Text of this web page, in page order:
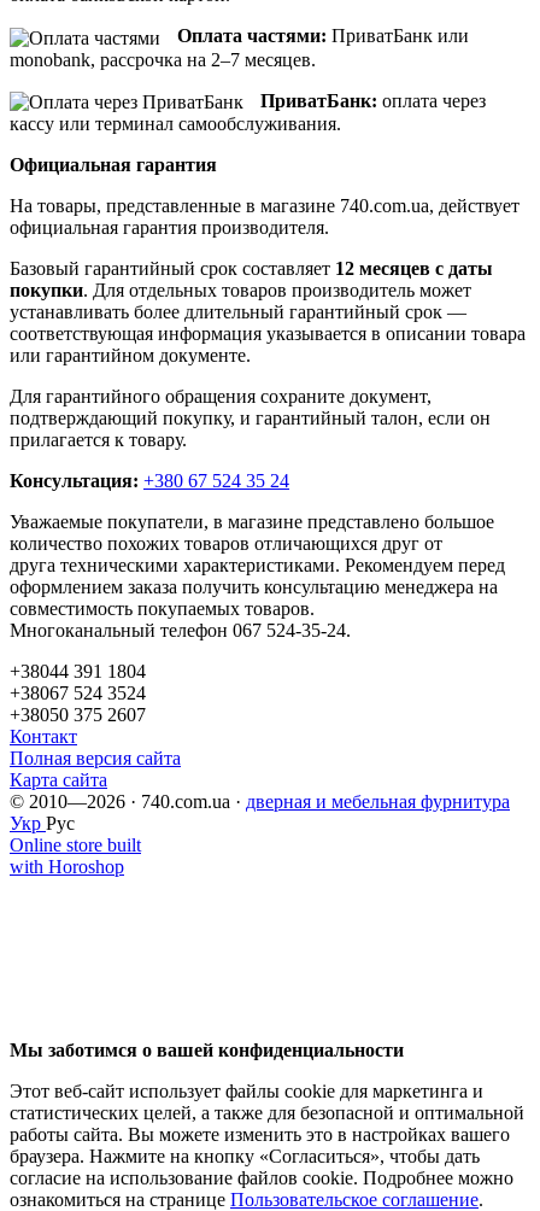
Оплата частями: ПриватБанк или
monobank, рассрочка на 2–7 месяцев.
ПриватБанк: оплата через
кассу или терминал самообслуживания.
Официальная гарантия
На товары, представленные в магазине 740.com.ua, действует
официальная гарантия производителя.
Базовый гарантийный срок составляет 12 месяцев с даты
покупки. Для отдельных товаров производитель может
устанавливать более длительный гарантийный срок —
соответствующая информация указывается в описании товара
или гарантийном документе.
Для гарантийного обращения сохраните документ,
подтверждающий покупку, и гарантийный талон, если он
прилагается к товару.
Консультация: +380 67 524 35 24
Уважаемые покупатели, в магазине представлено большое
количество похожих товаров отличающихся друг от
друга техническими характеристиками. Рекомендуем перед
оформлением заказа получить консультацию менеджера на
совместимость покупаемых товаров.
Многоканальный телефон 067 524-35-24.
+38044 391 1804
+38067 524 3524
+38050 375 2607
Контакт
Полная версия сайта
Карта сайта
© 2010—2026 · 740.com.ua · дверная и мебельная фурнитура
Укр Рус
Online store built
with Horoshop
Мы заботимся о вашей конфиденциальности
Этот веб-сайт использует файлы cookie для маркетинга и
статистических целей, а также для безопасной и оптимальной
работы сайта. Вы можете изменить это в настройках вашего
браузера. Нажмите на кнопку «Согласиться», чтобы дать
согласие на использование файлов cookie. Подробнее можно
ознакомиться на странице Пользовательское соглашение.